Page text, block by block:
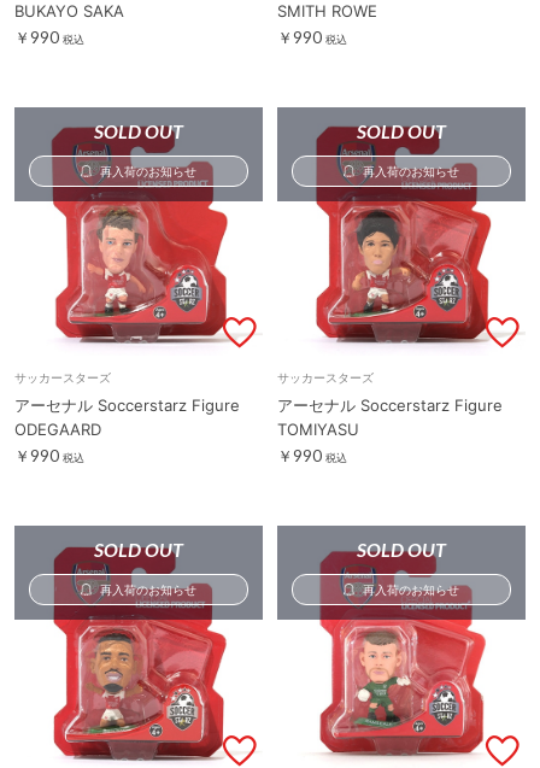
BUKAYO SAKA
￥990 税込
SMITH ROWE
￥990 税込
SOLD OUT
再入荷のお知らせ
サッカースターズ
アーセナル Soccerstarz Figure
ODEGAARD
￥990 税込
SOLD OUT
再入荷のお知らせ
サッカースターズ
アーセナル Soccerstarz Figure
TOMIYASU
￥990 税込
SOLD OUT
再入荷のお知らせ
SOLD OUT
再入荷のお知らせ